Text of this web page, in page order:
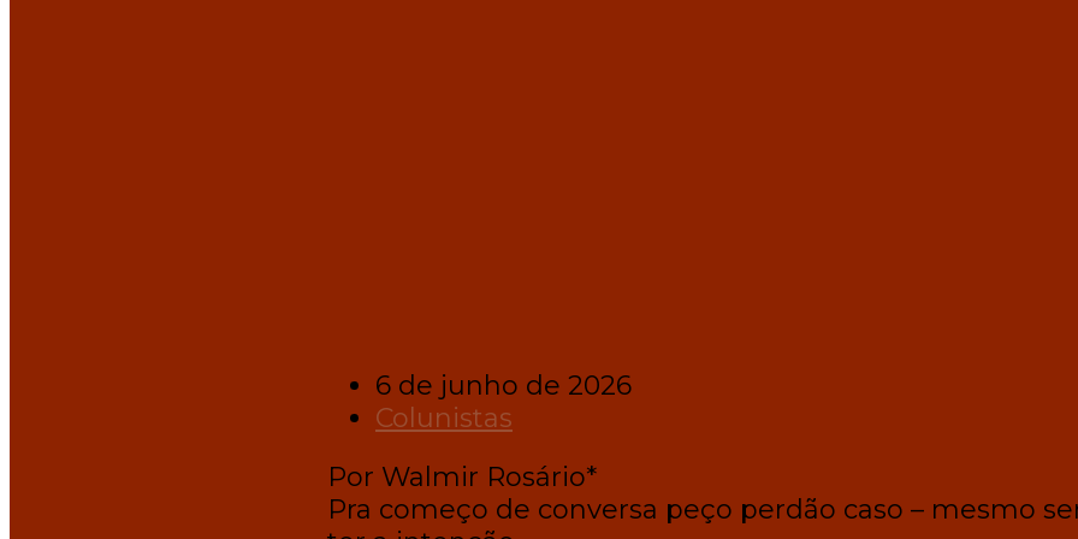
6 de junho de 2026
Colunistas
Por Walmir Rosário*
Pra começo de conversa peço perdão caso – mesmo